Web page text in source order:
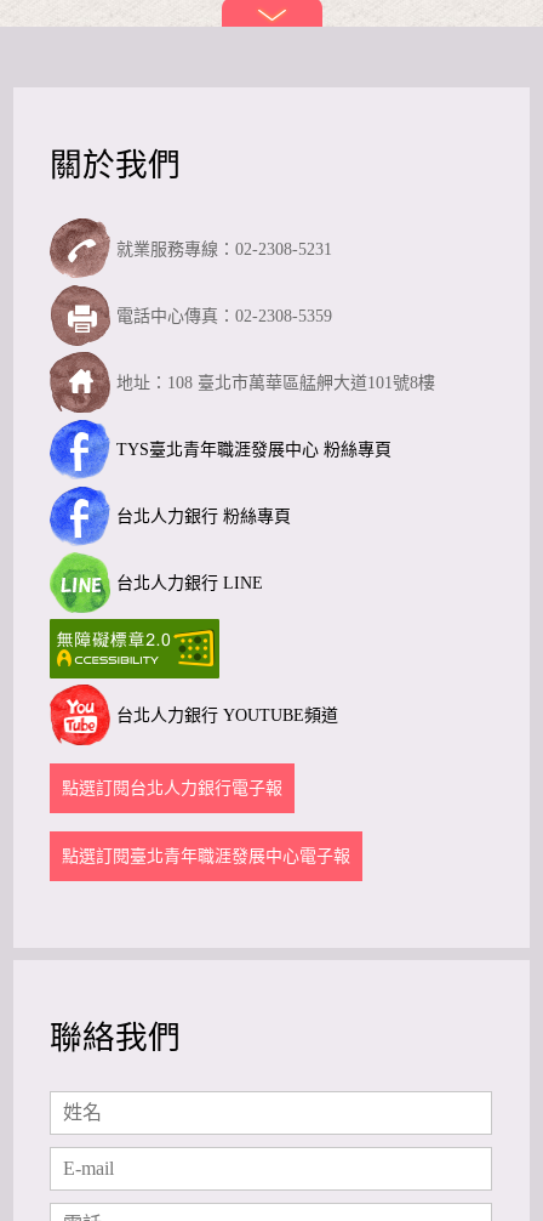
關於我們
就業服務專線：02-2308-5231
TYS臺北青年職涯發展中心 粉絲專頁
電話中心傳真：02-2308-5359
台北人力銀行 粉絲專頁
地址：108 臺北市萬華區艋舺大道101號8樓
台北人力銀行 LINE
台北人力銀行 YOUTUBE頻道
點選訂閱台北人力銀行電子報
點選訂閱臺北青年職涯發展中心電子報
聯絡我們